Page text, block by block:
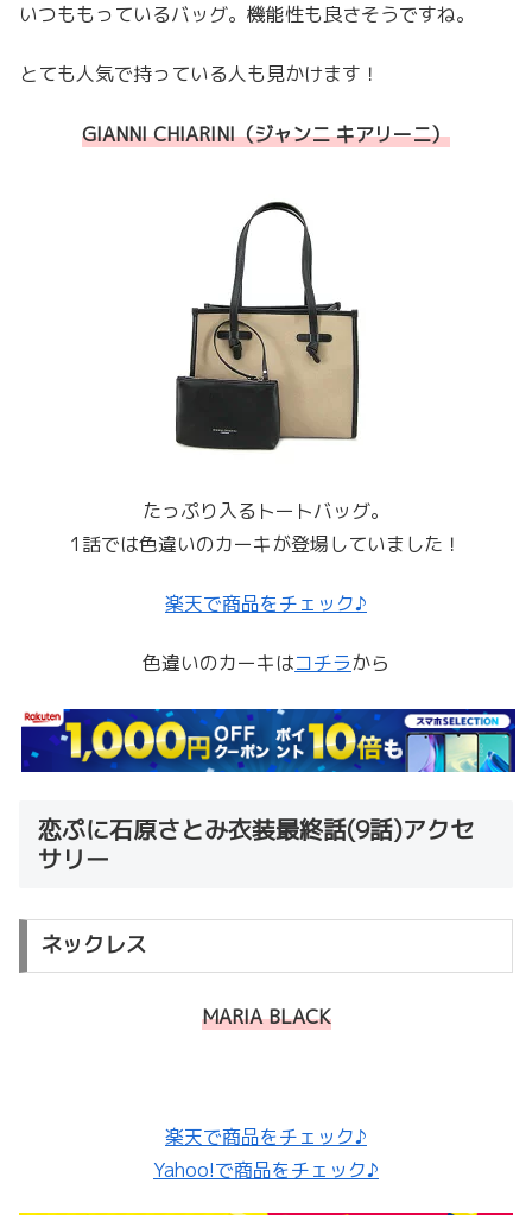
いつももっているバッグ。機能性も良さそうですね。
とても人気で持っている人も見かけます！
GIANNI CHIARINI（ジャンニ キアリーニ）
たっぷり入るトートバッグ。
1話では色違いのカーキが登場していました！
楽天で商品をチェック♪
色違いのカーキはコチラから
恋ぷに石原さとみ衣装最終話(9話)アクセ
サリー
ネックレス
MARIA BLACK
楽天で商品をチェック♪
Yahoo!で商品をチェック♪